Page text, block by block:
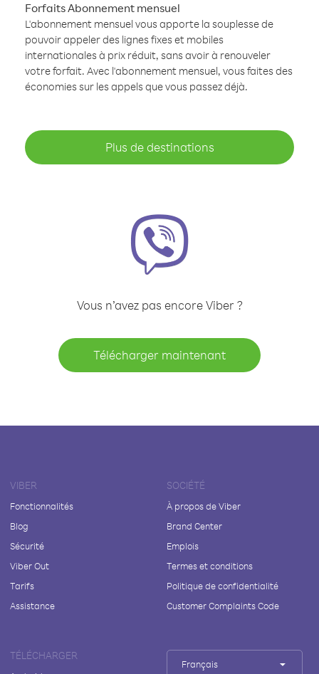
Forfaits Abonnement mensuel
L'abonnement mensuel vous apporte la souplesse de
pouvoir appeler des lignes fixes et mobiles
internationales à prix réduit, sans avoir à renouveler
votre forfait. Avec l'abonnement mensuel, vous faites des
économies sur les appels que vous passez déjà.
Plus de destinations
Vous n’avez pas encore Viber ?
Télécharger maintenant
VIBER
Fonctionnalités
Blog
Sécurité
Viber Out
Tarifs
Assistance
SOCIÉTÉ
À propos de Viber
Brand Center
Emplois
Termes et conditions
Politique de confidentialité
Customer Complaints Code
TÉLÉCHARGER
Français